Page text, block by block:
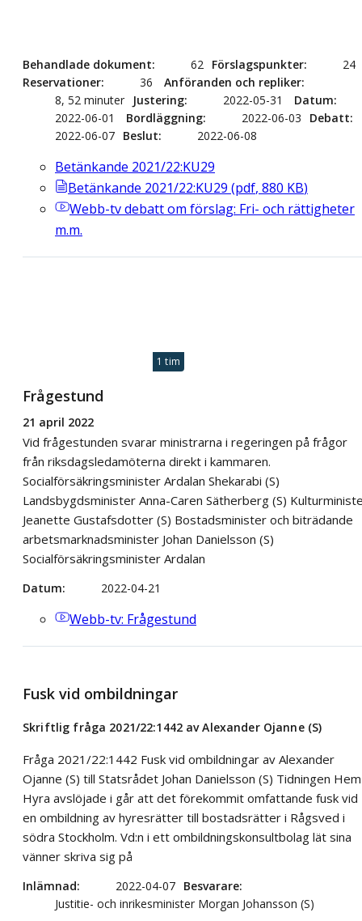
Behandlade dokument 62 Förslagspunkter
24
Reservationer
36
Anföranden och repliker
8, 52 minuter
Justering 2022-05-31
Datum
2022-06-01
Bordläggning 2022-06-03
Debatt
2022-06-07 Beslut 2022-06-08
Betänkande 2021/22:KU29
Betänkande 2021/22:KU29 (pdf, 880 KB)
Webb-tvdebatt om förslag: Fri- och rättigheter
m.m.
1 tim
Frågestund
21 april 2022
Vid frågestunden svarar ministrarna i regeringen på frågor
från riksdagsledamöterna direkt i kammaren.
Socialförsäkringsminister Ardalan Shekarabi (S)
Landsbygdsminister Anna-Caren Sätherberg (S)
Jeanette Gustafsdotter (S) Bostadsminister och biträdande
arbetsmarknadsminister Johan Danielsson (S)​
Socialförsäkringsminister Ardalan
Datum 2022-04-21
Webb-tv: Frågestund
Fusk vid ombildningar
Skriftlig fråga 2021/22:1442 av Alexander Ojanne (S)
Fråga 2021/22:1442 Fusk vid ombildningar av Alexander
Ojanne (S) till Statsrådet Johan Danielsson (S) Tidningen Hem
Hyra avslöjade i går att det förekommit omfattande fusk vid
en ombildning av hyresrätter till bostadsrätter i Rågsved i
södra Stockholm. Vd:n i ett ombildningskonsultbolag lät sina
vänner skriva sig på
Inlämnad 2022-04-07 Besvarare
Justitie- och inrikesminister Morgan Johansson (S)